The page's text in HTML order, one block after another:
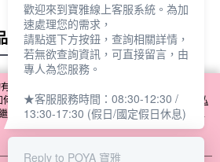
全站排行
關本網站使用 cookie 方式之詳情，及若您不希
變更電腦的 cookie 設定，請參閱本網站「
隱私
續使用本網站即表示您同意本公司得按本網站使
。
歡迎來到寶雅線上客服系統。為加
速處理您的需求，
請點選下方按鈕，查詢相關詳情，
若無欲查詢資訊，可直接留言，由
專人為您服務。
★客服服務時間：08:30-12:30 /
13:30-17:30 (假日/國定假日休息)
Reply to POYA 寶雅